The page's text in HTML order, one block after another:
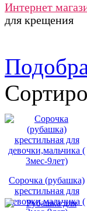
Интернет
для крещения
Сорочка (рубашка)
крестильная для
девочки,мальчика (